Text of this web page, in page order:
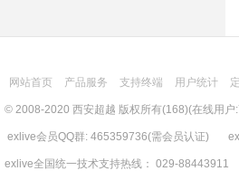
网站首页 产品服务 支持终端 用户统计
© 2008-2020 西安超越 版权所有(168)(在线用
exlive会员QQ群: 465359736(需会员认证)
exlive全国统一技术支持热线： 029-88443911